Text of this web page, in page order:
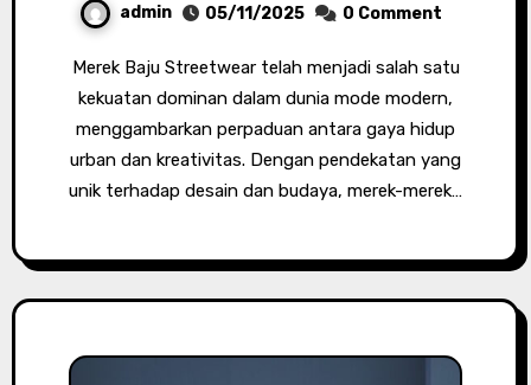
admin 05/11/2025 0 Comment
Merek Baju Streetwear telah menjadi salah satu
kekuatan dominan dalam dunia mode modern,
menggambarkan perpaduan antara gaya hidup
urban dan kreativitas. Dengan pendekatan yang
unik terhadap desain dan budaya, merek-merek…